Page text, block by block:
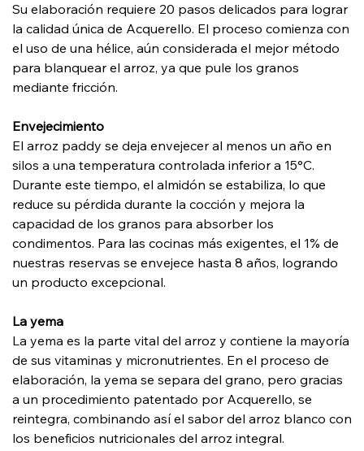
Su elaboración requiere 20 pasos delicados para lograr
la calidad única de Acquerello. El proceso comienza con
el uso de una hélice, aún considerada el mejor método
para blanquear el arroz, ya que pule los granos
mediante fricción.
Envejecimiento
El arroz paddy se deja envejecer al menos un año en
silos a una temperatura controlada inferior a 15°C.
Durante este tiempo, el almidón se estabiliza, lo que
reduce su pérdida durante la cocción y mejora la
capacidad de los granos para absorber los
condimentos. Para las cocinas más exigentes, el 1% de
nuestras reservas se envejece hasta 8 años, logrando
un producto excepcional.
La yema
La yema es la parte vital del arroz y contiene la mayoría
de sus vitaminas y micronutrientes. En el proceso de
elaboración, la yema se separa del grano, pero gracias
a un procedimiento patentado por Acquerello, se
reintegra, combinando así el sabor del arroz blanco con
los beneficios nutricionales del arroz integral.